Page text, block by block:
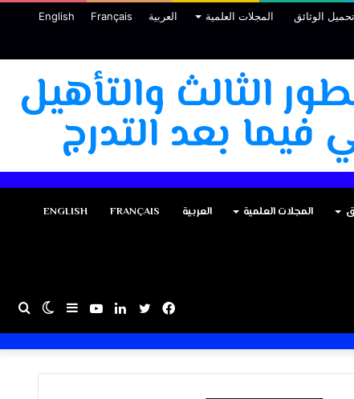
تحميل الوثائق المجلات العلمية العربية Français
English
الثالث والتأهيل
فيما بعد التدرج
المجلات العلمية العربية FRANÇAIS
ENGLISH
الوضعإضافةيوتيوبلينكدإنتويتر
فيسبوك